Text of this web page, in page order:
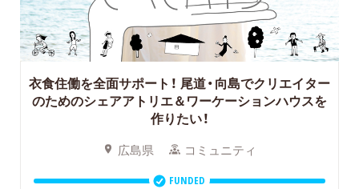
衣食住働を全面サポート！ 尾道・向島でクリエイター
のためのシェアアトリエ＆ワーケーションハウスを
作りたい！
広島県 コミュニティ
FUNDED